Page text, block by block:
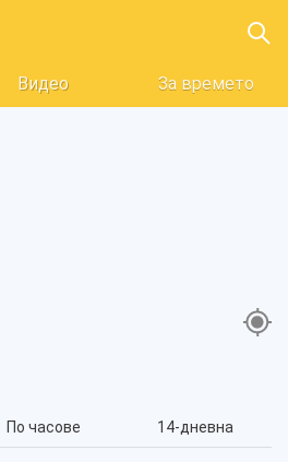
Видео За времето
По часове 14-дневна